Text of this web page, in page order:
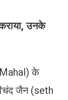
कराया, उनके
Mahal) के
जैन (seth